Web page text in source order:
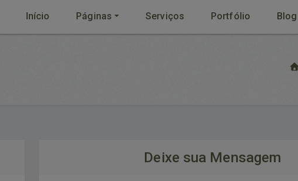
Início Páginas Serviços Portfólio Blog
Deixe sua Mensagem